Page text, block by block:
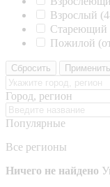
Взрослый
Стареющий
Пожилой
Сбросить Применить
Город, регион
Популярные
Все регионы
Ничего не найдено